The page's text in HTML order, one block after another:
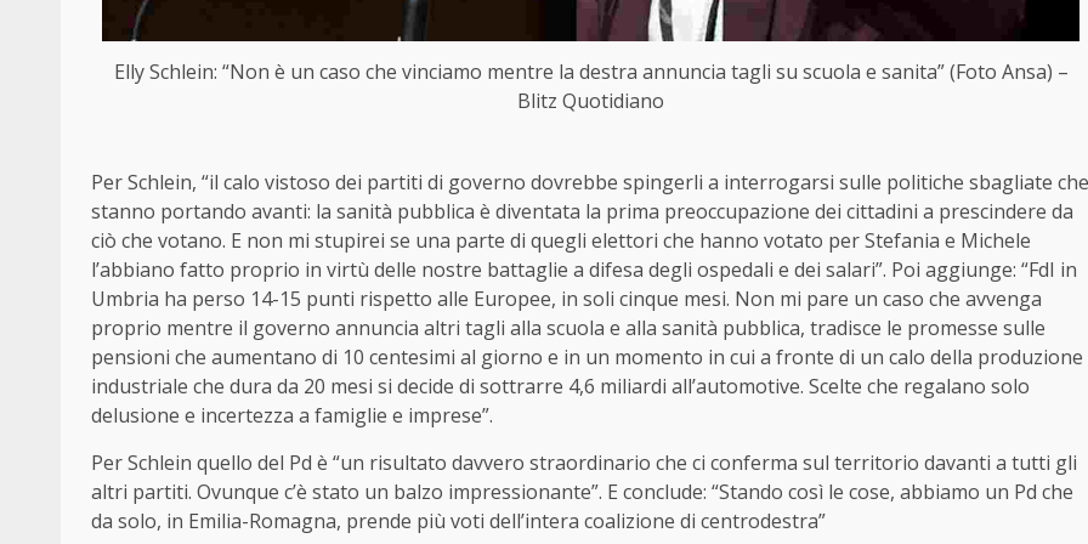
Elly Schlein: “Non è un caso che vinciamo mentre la destra annuncia tagli su scuola e sanita” (Foto Ansa) –
Blitz Quotidiano
Per Schlein, “il calo vistoso dei partiti di governo dovrebbe spingerli a interrogarsi sulle politiche sbagliate che
stanno portando avanti: la sanità pubblica è diventata la prima preoccupazione dei cittadini a prescindere da
ciò che votano. E non mi stupirei se una parte di quegli elettori che hanno votato per Stefania e Michele
l’abbiano fatto proprio in virtù delle nostre battaglie a difesa degli ospedali e dei salari”. Poi aggiunge: “FdI in
Umbria ha perso 14-15 punti rispetto alle Europee, in soli cinque mesi. Non mi pare un caso che avvenga
proprio mentre il governo annuncia altri tagli alla scuola e alla sanità pubblica, tradisce le promesse sulle
pensioni che aumentano di 10 centesimi al giorno e in un momento in cui a fronte di un calo della produzione
industriale che dura da 20 mesi si decide di sottrarre 4,6 miliardi all’automotive. Scelte che regalano solo
delusione e incertezza a famiglie e imprese”.
Per Schlein quello del Pd è “un risultato davvero straordinario che ci conferma sul territorio davanti a tutti gli
altri partiti. Ovunque c’è stato un balzo impressionante”. E conclude: “Stando così le cose, abbiamo un Pd che
da solo, in Emilia-Romagna, prende più voti dell’intera coalizione di centrodestra”